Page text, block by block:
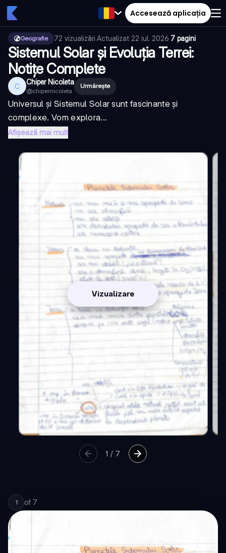
Accesează aplicația
Geografie 72 vizualizări·Actualizat 22 iul. 2026·7 pagini
Sistemul Solar și Evoluția Terrei:
Notițe Complete
C Chiper Nicoleta
@chipernicoleta
Urmărește
Universul și Sistemul Solar sunt fascinante și
complexe. Vom explora...
Afișează mai mult
Vizualizare
1 / 7
1 of 7